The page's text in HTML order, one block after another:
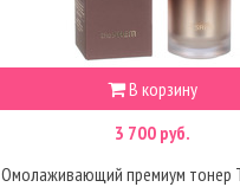
В корзину
3 700 руб.
Омолаживающий премиум тонер